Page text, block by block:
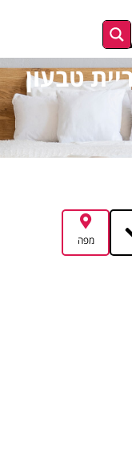
טבעון
מפה